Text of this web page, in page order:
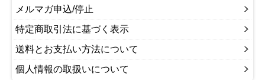
メルマガ申込/停止
特定商取引法に基づく表示
送料とお支払い方法について
個人情報の取扱いについて